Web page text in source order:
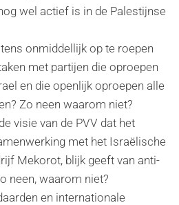
wel actief is in de Palestijnse
onmiddellijk op te roepen
met partijen die oproepen
en die openlijk oproepen alle
Zo neen waarom niet?
visie van de PVV dat het
met het Israëlische
Mekorot, blijk geeft van anti-
neen, waarom niet?
en internationale